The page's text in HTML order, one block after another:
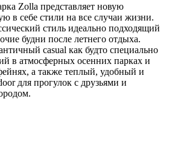
Zolla представляет новую
в себе стили на все случаи жизни.
стиль идеально подходящий
будни после летнего отдыха.
casual как будто специально
в атмосферных осенних парках и
а также теплый, удобный и
для прогулок с друзьями и